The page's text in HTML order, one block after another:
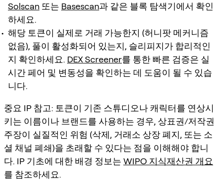
Solscan 또는 Basescan과 같은 블록 탐색기에서 확인
하세요.
해당 토큰이 실제로 거래 가능한지 (허니팟 메커니즘
없음), 풀이 활성화되어 있는지, 슬리피지가 합리적인
지 확인하세요. DEX Screener를 통한 빠른 검증은 실
시간 페어 및 변동성을 확인하는 데 도움이 될 수 있습
니다.
중요 IP 참고: 토큰이 기존 스튜디오나 캐릭터를 연상시
키는 이름이나 브랜드를 사용하는 경우, 상표권/저작권
주장이 실질적인 위험 (삭제, 거래소 상장 폐지, 또는 소
셜 채널 폐쇄)을 초래할 수 있다는 점을 이해해야 합니
다. IP 기초에 대한 배경 정보는 WIPO 지식재산권 개요
를 참조하세요.